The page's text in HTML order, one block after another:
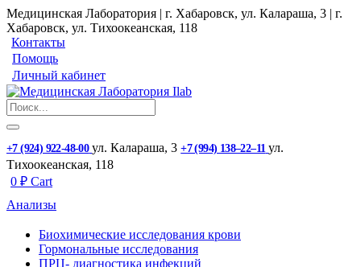
Медицинская Лаборатория | г. Хабаровск, ул. Калараша, 3 | г.
Хабаровск, ул. ​Тихоокеанская, 118
Контакты
Помощь
Личный кабинет
+7 (924) 922-48-00 ул. ​Калараша, 3 +7 (994) 138‒22‒11 ул. ​
Тихоокеанская, 118
0 ₽ Cart
Анализы
Биохимические исследования крови
Гормональные исследования
ПРЦ- диагностика инфекций